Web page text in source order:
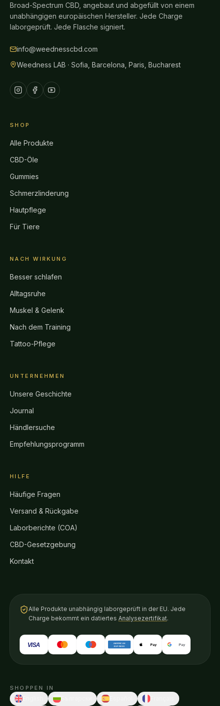
Broad-Spectrum CBD, angebaut und abgefüllt von einem
unabhängigen europäischen Hersteller. Jede Charge
laborgeprüft. Jede Flasche signiert.
info@weednesscbd.com
Weedness LAB · Sofia, Barcelona, Paris, Bucharest
SHOP
Alle Produkte
CBD-Öle
Gummies
Schmerzlinderung
Hautpflege
Für Tiere
NACH WIRKUNG
Besser schlafen
Alltagsruhe
Muskel & Gelenk
Nach dem Training
Tattoo-Pflege
UNTERNEHMEN
Unsere Geschichte
Journal
Händlersuche
Empfehlungsprogramm
HILFE
Häufige Fragen
Versand & Rückgabe
Laborberichte (COA)
CBD-Gesetzgebung
Kontakt
Alle Produkte unabhängig laborgeprüft in der EU. Jede
Charge bekommt ein datiertes Analysezertifikat.
VISA AMERICAN
EXPRESS Pay Pay
SHOPPEN IN